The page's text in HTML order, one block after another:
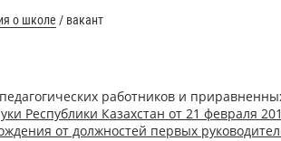
о школе / вакант
работников и
Республики Казахстан от 21 февраля
от должностей первых